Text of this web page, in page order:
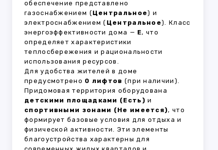
обеспечение представлено
газоснабжением (Центральное) и
электроснабжением ( Центральное). Класс
энергоэффективности дома — E, что
определяет характеристики
теплосбережения и рациональности
использования ресурсов.
Для удобства жителей в доме
предусмотрено 0 лифтов (при наличии).
Придомовая территория оборудована
детскими площадками (Есть) и
спортивными зонами (Не имеется), что
формирует базовые условия для отдыха и
физической активности. Эти элементы
благоустройства характерны для